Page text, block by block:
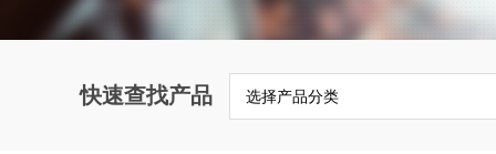
快速查找产品 选择产品分类